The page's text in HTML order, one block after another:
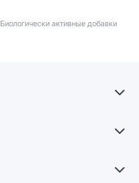
Биологически активные добавки